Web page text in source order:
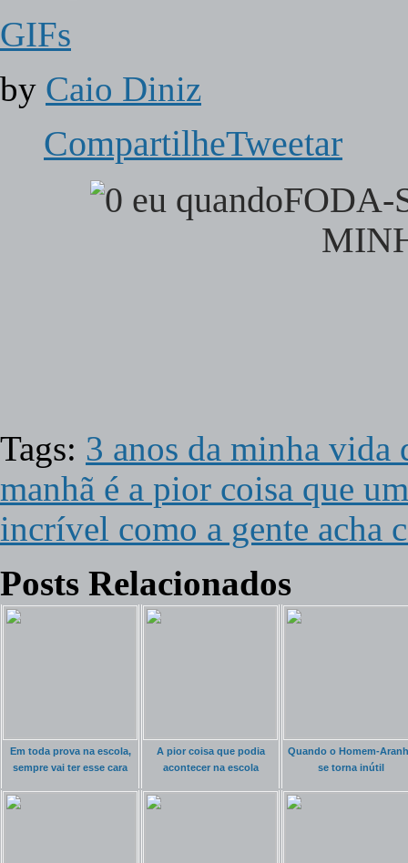
GIFs
by Caio Diniz
CompartilheTweetar
FODA-
Tags: 3 anos da minha vida
manhã é a pior coisa que
incrível como a gente acha
Posts Relacionados
Em toda prova na escola,
sempre vai ter esse cara
A pior coisa que podia
acontecer na escola
Quando o Homem-
se torna inútil